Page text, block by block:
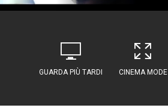
GUARDA PIÙ TARDI CINEMA MODE